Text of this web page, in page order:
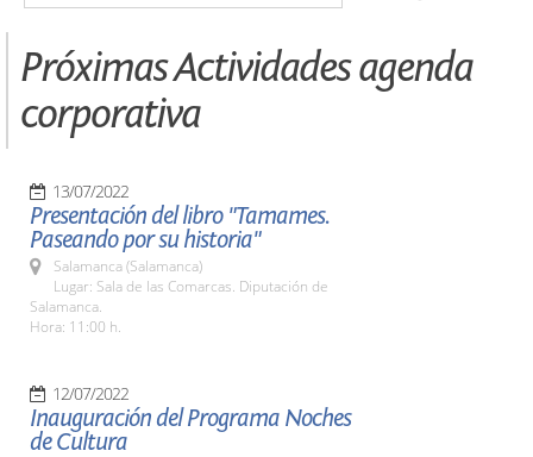
Próximas Actividades agenda
corporativa
13/07/2022
Presentación del libro "Tamames.
Paseando por su historia"
Salamanca (Salamanca)
Lugar: Sala de las Comarcas. Diputación de
Salamanca.
Hora: 11:00 h.
12/07/2022
Inauguración del Programa Noches
de Cultura